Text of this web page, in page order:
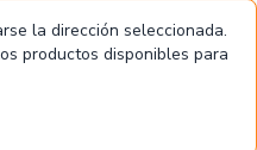
la dirección seleccionada.
productos disponibles para